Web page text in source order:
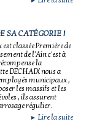
SA CATÉGORIE !
classée Première de
de l'Ain c'est à
la
DECHAIX nous a
municipaux ,
les massifs et les
, ils assurent
régulier.
► Lire la suite